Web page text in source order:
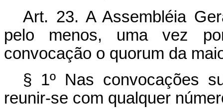
Art. 23. A Assembléia
pelo menos, uma vez
convocação o quorum da
§ 1º Nas convocações
reunir-se com qualquer